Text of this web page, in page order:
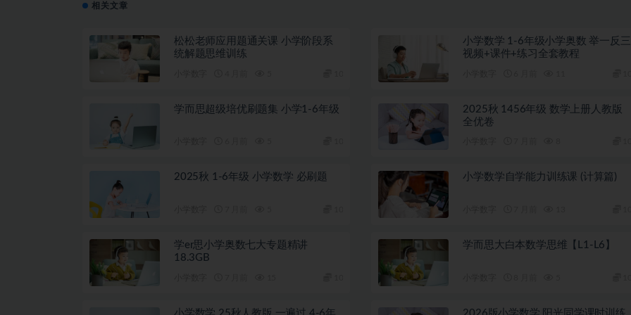
相关文章
松松老师应用题通关课 小学阶段系
统解题思维训练
小学数学 1-6年级小学奥数 举一反三
视频+课件+练习全套教程
学而思超级培优刷题集 小学1-6年级
2025秋 1456年级 数学上册人教版
全优卷
2025秋 1-6年级 小学数学 必刷题 小学数学自学能力训练课 (计算篇)
学er思小学奥数七大专题精讲
18.3GB
学而思大白本数学思维【L1-L6】